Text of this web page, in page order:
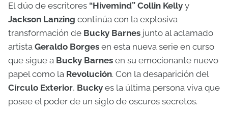
El dúo de escritores “Hivemind” Collin Kelly y
Jackson Lanzing continúa con la explosiva
transformación de Bucky Barnes junto al aclamado
artista Geraldo Borges en esta nueva serie en curso
que sigue a Bucky Barnes en su emocionante nuevo
papel como la Revolución. Con la desaparición del
Círculo Exterior, Bucky es la última persona viva que
posee el poder de un siglo de oscuros secretos.